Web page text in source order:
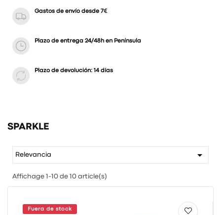
Gastos de envío desde 7€
Plazo de entrega 24/48h en Península
Plazo de devolución: 14 días
SPARKLE
Relevancia 
Affichage 1-10 de 10 article(s)
Fuera de stock